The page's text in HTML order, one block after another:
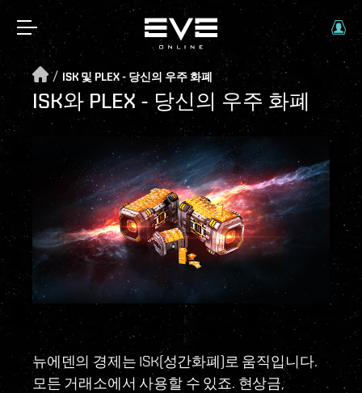
/ ISK 및 PLEX - 당신의 우주 화폐
ISK와 PLEX - 당신의 우주 화폐
뉴에덴의 경제는 ISK(성간화폐)로 움직입니다.
모든 거래소에서 사용할 수 있죠. 현상금,